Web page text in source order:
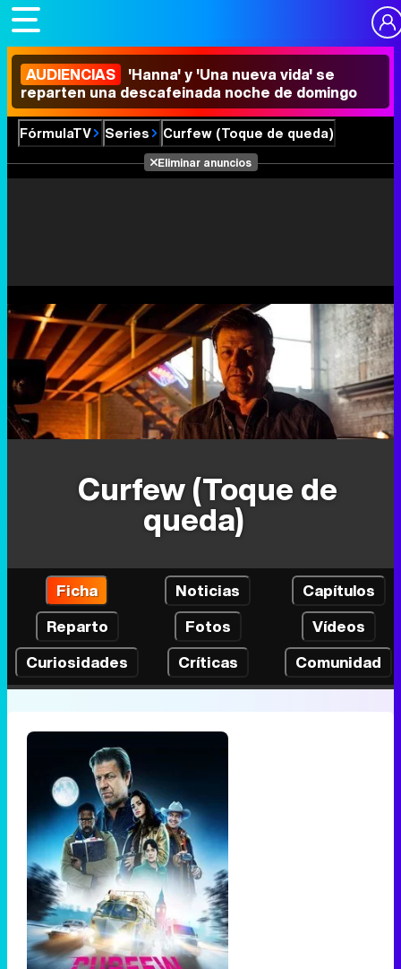
AUDIENCIAS 'Hanna' y 'Una nueva vida' se
reparten una descafeinada noche de domingo
FórmulaTV Series Curfew (Toque de queda)
Eliminar anuncios
Curfew (Toque de
queda)
Ficha Noticias
Capítulos
Reparto
Fotos
Vídeos
Curiosidades
Críticas Comunidad